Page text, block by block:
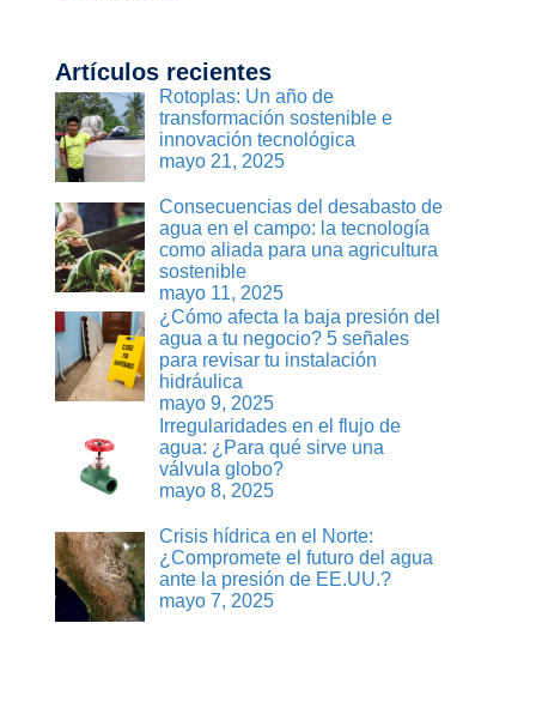
Artículos recientes
Rotoplas: Un año de
transformación sostenible e
innovación tecnológica
mayo 21, 2025
Consecuencias del desabasto de
agua en el campo: la tecnología
como aliada para una agricultura
sostenible
mayo 11, 2025
¿Cómo afecta la baja presión del
agua a tu negocio? 5 señales
para revisar tu instalación
hidráulica
mayo 9, 2025
Irregularidades en el flujo de
agua: ¿Para qué sirve una
válvula globo?
mayo 8, 2025
Crisis hídrica en el Norte:
¿Compromete el futuro del agua
ante la presión de EE.UU.?
mayo 7, 2025